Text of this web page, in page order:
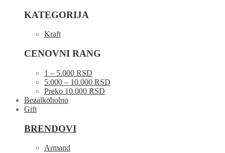
KATEGORIJA
Kraft
CENOVNI RANG
1 – 5.000 RSD
5.000 – 10.000 RSD
Preko 10.000 RSD
Bezalkoholno
Gift
BRENDOVI
Armand